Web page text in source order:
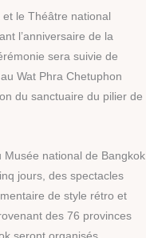
le Théâtre national
l’anniversaire de la
sera suivie de
Wat Phra Chetuphon
du sanctuaire du pilier de
Musée national de Bangkok
jours, des spectacles
de style rétro et
des 76 provinces